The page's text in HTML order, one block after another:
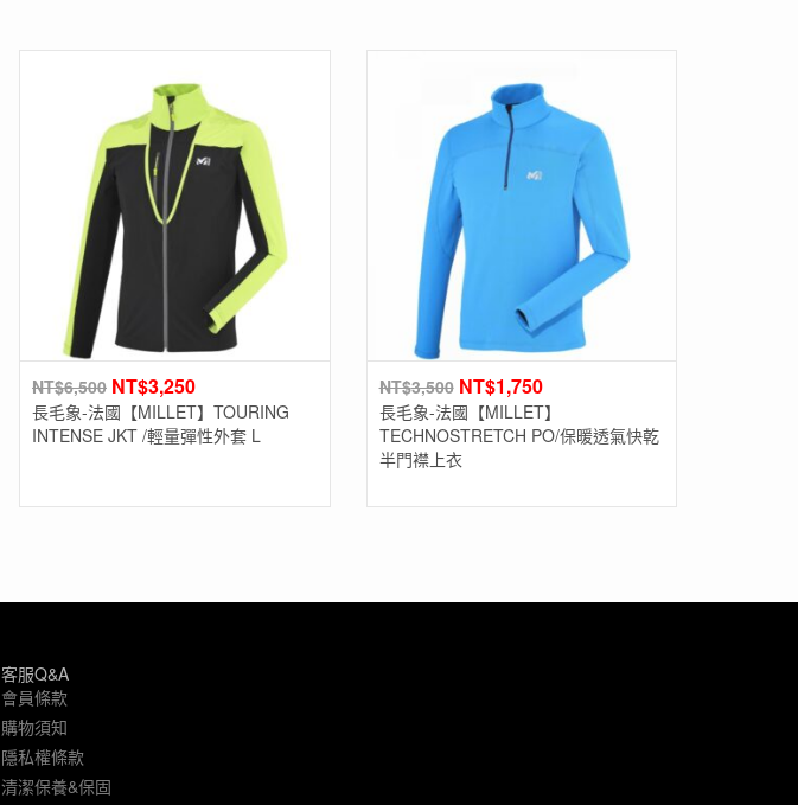
NT$6,500 NT$3,250
長毛象-法國【MILLET】TOURING
INTENSE JKT /輕量彈性外套 L
NT$3,500 NT$1,750
長毛象-法國【MILLET】
TECHNOSTRETCH PO/保暖透氣快乾
半門襟上衣
客服Q&A
會員條款
購物須知
隱私權條款
清潔保養&保固